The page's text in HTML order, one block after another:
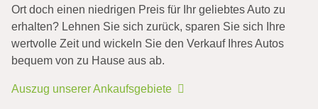
Ort doch einen niedrigen Preis für Ihr geliebtes Auto zu
erhalten? Lehnen Sie sich zurück, sparen Sie sich Ihre
wertvolle Zeit und wickeln Sie den Verkauf Ihres Autos
bequem von zu Hause aus ab.
Auszug unserer Ankaufsgebiete
Unfallwagen mit Totalschaden